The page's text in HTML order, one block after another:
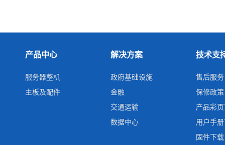
产品中心
服务器整机
主板及配件
解决方案
政府基础设施
金融
交通运输
数据中心
技术支
售后服务
保修政策
产品彩
用户手
固件下载